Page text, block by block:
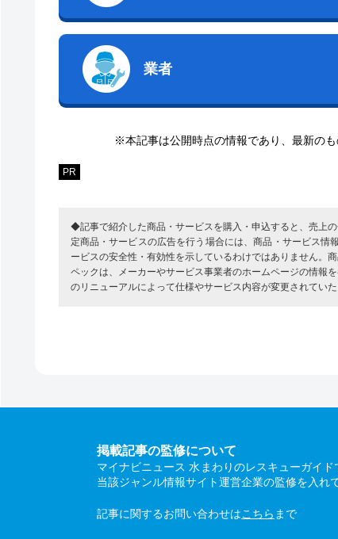
業者
※本記事は公開時点の情報であり、最新の
PR
◆記事で紹介した商品・サービスを購入・申込すると、売上
定商品・サービスの広告を行う場合には、商品・サービス
ービスの安全性・有効性を示しているわけではありません。
ペックは、メーカーやサービス事業者のホームページの情報
のリニューアルによって仕様やサービス内容が変更されてい
掲載記事の監修について
マイナビニュース 水まわりのレスキューガイ
当該ジャンル情報サイト運営企業の監修を入れ
記事に関するお問い合わせはこちら まで